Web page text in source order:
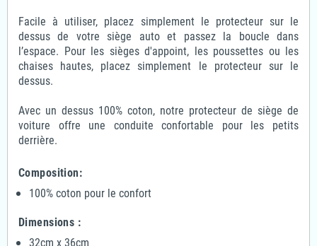
Facile à utiliser, placez simplement le protecteur sur le
dessus de votre siège auto et passez la boucle dans
l’espace. Pour les sièges d'appoint, les poussettes ou les
chaises hautes, placez simplement le protecteur sur le
dessus.
Avec un dessus 100% coton, notre protecteur de siège de
voiture offre une conduite confortable pour les petits
derrière.
Composition:
100% coton pour le confort
Dimensions :
32cm x 36cm